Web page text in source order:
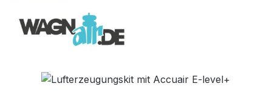
Bildergalerie überspringen